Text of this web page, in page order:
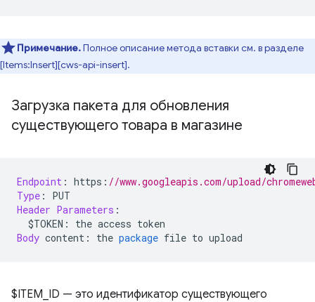
Примечание.Полное описание метода вставки см. в разделе
[Items:Insert][cws-api-insert].
Загрузка пакета для обновления
существующего товара в магазине
Endpoint : https : //www.googleapis.com/upload/
Type :
PUT
Header Parameters :
$TOKEN :
the access token
Body content : the package file to upload
$ITEM_ID — это идентификатор существующего